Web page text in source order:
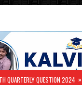
QUARTERLY QUESTION 2024 »